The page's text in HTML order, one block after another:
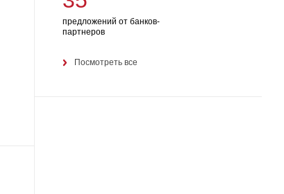
предложений от банков-
партнеров
Посмотреть все